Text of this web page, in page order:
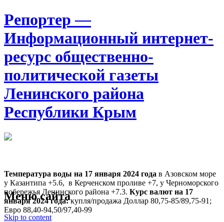
Репортер —
Информационный интернет-
ресурс общественно-
политической газеты
Ленинского района
Республики Крым
Температура воды на 17 января 2024 года в Азовском море
у Казантипа +5.6, в Керченском проливе +7, у Черноморского
побережья Ленинского района +7.3. Курс валют на 17
января 2024 года:купля/продажа Доллар 80,75-85/89,75-91;
Евро 88,40-94,50/97,40-99
Меню сайта
Skip to content